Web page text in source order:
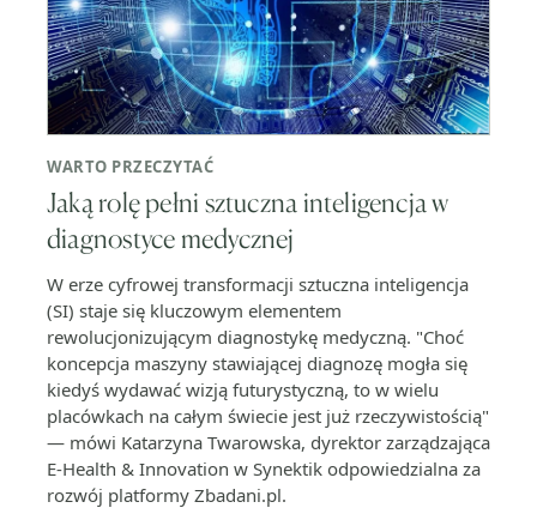
WARTO PRZECZYTAĆ
Jaką rolę pełni sztuczna inteligencja w
diagnostyce medycznej
W erze cyfrowej transformacji sztuczna inteligencja
(SI) staje się kluczowym elementem
rewolucjonizującym diagnostykę medyczną. "Choć
koncepcja maszyny stawiającej diagnozę mogła się
kiedyś wydawać wizją futurystyczną, to w wielu
placówkach na całym świecie jest już rzeczywistością"
— mówi Katarzyna Twarowska, dyrektor zarządzająca
E-Health & Innovation w Synektik odpowiedzialna za
rozwój platformy Zbadani.pl.